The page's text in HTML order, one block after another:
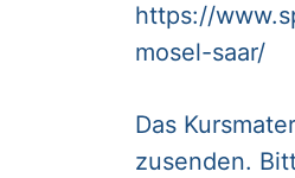
https://
mosel-saar/
Das
zusenden.